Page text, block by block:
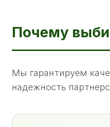
Почему
Мы гарантируем
надежность